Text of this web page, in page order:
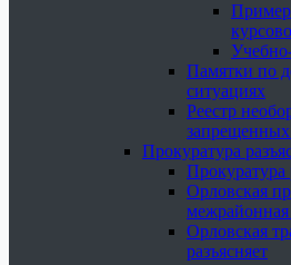
Памятки по
ситуациях
Реестр
Прокуратура
Прокуратура
Орловская
межрайонная
Орловская
разъясняет